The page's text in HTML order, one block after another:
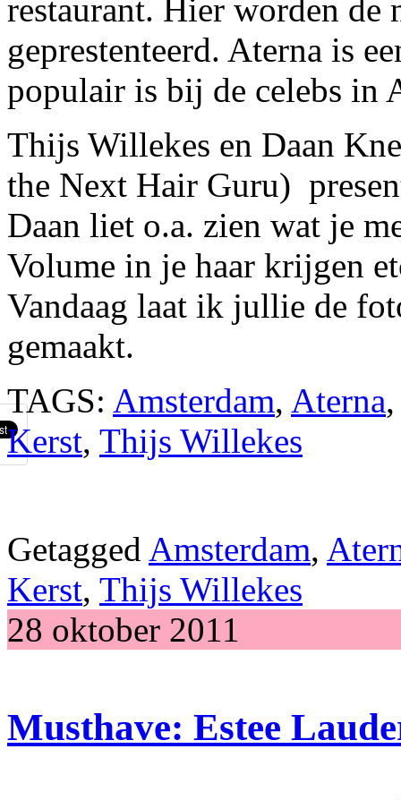
restaurant. Hier worden de
geprestenteerd. Aterna is
populair is bij de celebs in
Thijs Willekes en Daan
the Next Hair Guru)
Daan liet o.a. zien wat je
Volume in je haar krijgen
Vandaag laat ik jullie de
gemaakt.
TAGS: Amsterdam, Aterna
Kerst, Thijs Willekes
Getagged Amsterdam,
Kerst, Thijs Willekes
28 oktober 2011
Musthave: Estee